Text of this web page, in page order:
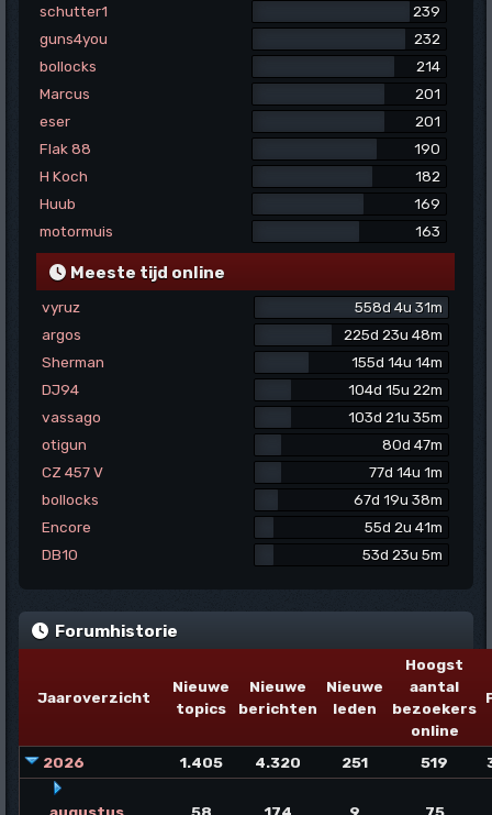
schutter1
239
guns4you
232
bollocks
214
Marcus
201
eser
201
Flak 88
190
H Koch
182
Huub
169
motormuis
163
Meeste tijd online
vyruz
558d 4u 31m
argos
225d 23u 48m
Sherman
155d 14u 14m
DJ94
104d 15u 22m
vassago
103d 21u 35m
otigun
80d 47m
CZ 457 V
77d 14u 1m
bollocks
67d 19u 38m
Encore
55d 2u 41m
DB10
53d 23u 5m
Forumhistorie
Jaaroverzicht
Nieuwe
topics
Nieuwe
berichten
Nieuwe
leden
Hoogst
aantal
bezoekers
online
2026 1.405 4.320 251 519